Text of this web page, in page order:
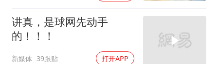
讲真，是球网先动手
的！！！
新媒体 39跟贴 打开APP